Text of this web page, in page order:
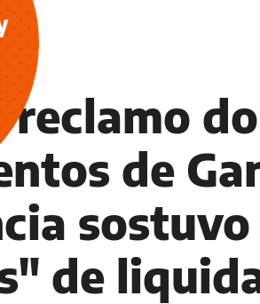
reclamo
de
de